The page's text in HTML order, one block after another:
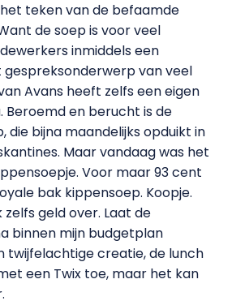
teken van de befaamde
de soep is voor veel
inmiddels een
van veel
Avans heeft zelfs een eigen
Beroemd en berucht is de
die bijna maandelijks opduikt in
Maar vandaag was het
Voor maar 93 cent
bak kippensoep. Koopje.
zelfs geld over. Laat de
binnen mijn budgetplan
twijfelachtige creatie, de lunch
een Twix toe, maar het kan